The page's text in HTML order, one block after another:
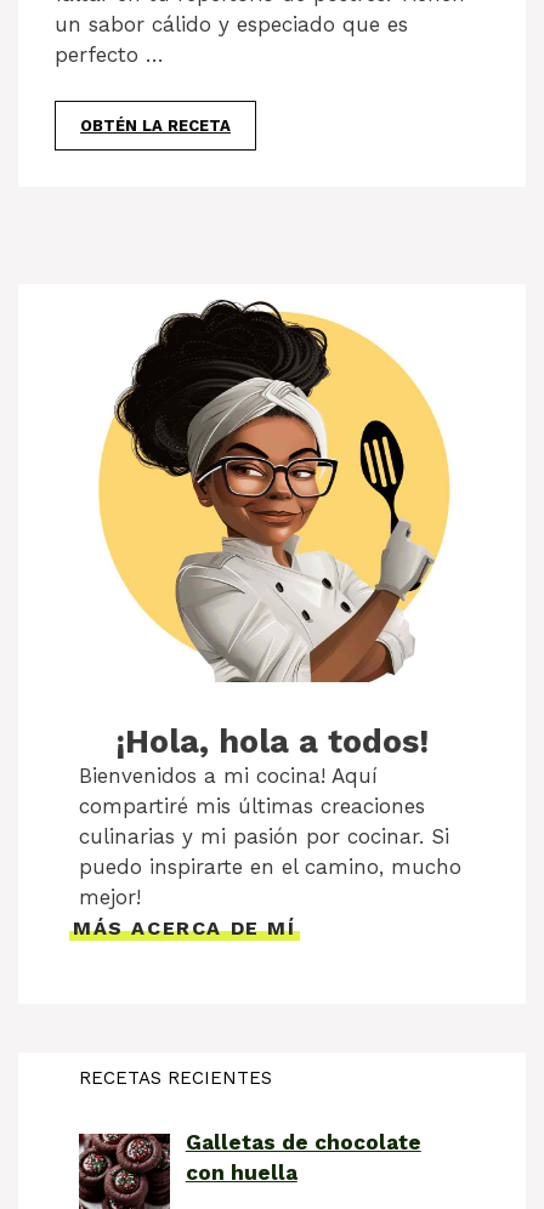
un sabor cálido y especiado que es
perfecto …
OBTÉN LA RECETA
¡Hola, hola a todos!
Bienvenidos a mi cocina! Aquí
compartiré mis últimas creaciones
culinarias y mi pasión por cocinar. Si
puedo inspirarte en el camino, mucho
mejor!
MÁS ACERCA DE MÍ
RECETAS RECIENTES
Galletas de chocolate
con huella